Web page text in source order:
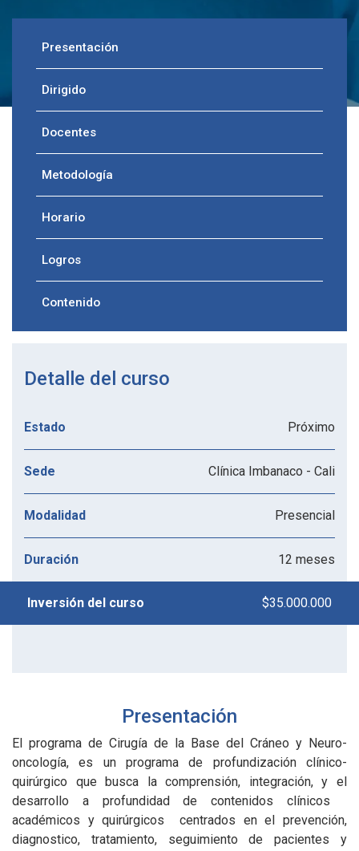
Presentación
Dirigido
Docentes
Metodología
Horario
Logros
Contenido
Presentación
El programa de Cirugía de la Base del Cráneo y Neuro-
oncología, es un ‌programa‌ ‌de‌ profundización ‌clínico-
quirúrgico que busca la comprensión, ‌integración, y el
desarrollo a profundidad de contenidos clínicos
académicos y quirúrgicos centrados en el prevención,
diagnostico, tratamiento, seguimiento de pacientes y
Detalle del curso
Estado Próximo
Sede Clínica Imbanaco - Cali
Modalidad Presencial
Duración 12 meses
Inversión del curso $35.000.000